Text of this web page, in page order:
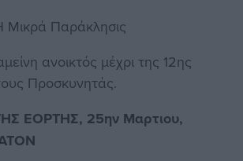
Παράκλησις
ανοικτός μέχρι της 12ης
Προσκυνητάς.
ΕΟΡΤΗΣ, 25ην Μαρτιου,